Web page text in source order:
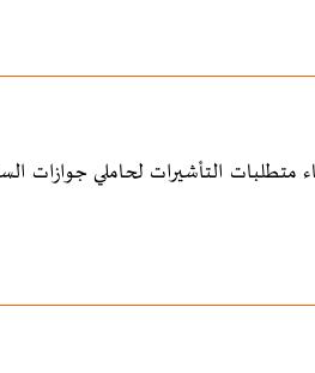
متطلبات التأشيرات لحاملي جوازات